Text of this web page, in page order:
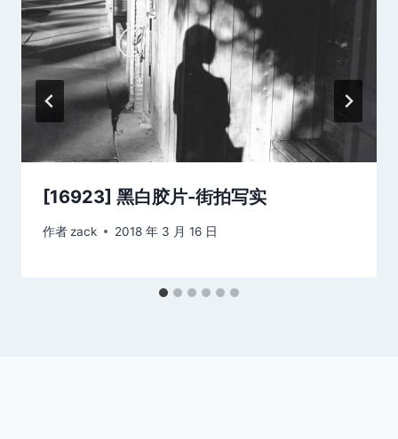
[16923] 黑白胶片-街拍写实
作者 zack 2018 年 3 月 16 日